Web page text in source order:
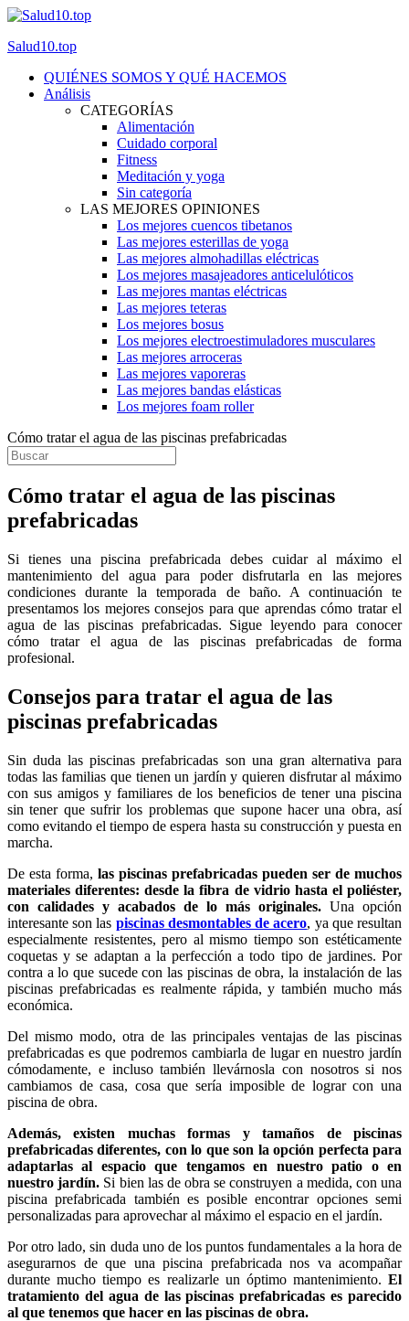
Salud10.top
QUIÉNES SOMOS Y QUÉ HACEMOS
Análisis
CATEGORÍAS
Alimentación
Cuidado corporal
Fitness
Meditación y yoga
Sin categoría
LAS MEJORES OPINIONES
Los mejores cuencos tibetanos
Las mejores esterillas de yoga
Las mejores almohadillas eléctricas
Los mejores masajeadores anticelulóticos
Las mejores mantas eléctricas
Las mejores teteras
Los mejores bosus
Los mejores electroestimuladores musculares
Las mejores arroceras
Las mejores vaporeras
Las mejores bandas elásticas
Los mejores foam roller
Cómo tratar el agua de las piscinas prefabricadas
Cómo tratar el agua de las piscinas
prefabricadas
Si tienes una piscina prefabricada debes cuidar al máximo el
mantenimiento del agua para poder disfrutarla en las mejores
condiciones durante la temporada de baño. A continuación te
presentamos los mejores consejos para que aprendas cómo tratar el
agua de las piscinas prefabricadas. Sigue leyendo para conocer
cómo tratar el agua de las piscinas prefabricadas de forma
profesional.
Consejos para tratar el agua de las
piscinas prefabricadas
Sin duda las piscinas prefabricadas son una gran alternativa para
todas las familias que tienen un jardín y quieren disfrutar al máximo
con sus amigos y familiares de los beneficios de tener una piscina
sin tener que sufrir los problemas que supone hacer una obra, así
como evitando el tiempo de espera hasta su construcción y puesta en
marcha.
De esta forma, las piscinas prefabricadas pueden ser de muchos
materiales diferentes: desde la fibra de vidrio hasta el poliéster,
con calidades y acabados de lo más originales. Una opción
interesante son las piscinas desmontables de acero, ya que resultan
especialmente resistentes, pero al mismo tiempo son estéticamente
coquetas y se adaptan a la perfección a todo tipo de jardines. Por
contra a lo que sucede con las piscinas de obra, la instalación de las
piscinas prefabricadas es realmente rápida, y también mucho más
económica.
Del mismo modo, otra de las principales ventajas de las piscinas
prefabricadas es que podremos cambiarla de lugar en nuestro jardín
cómodamente, e incluso también llevárnosla con nosotros si nos
cambiamos de casa, cosa que sería imposible de lograr con una
piscina de obra.
Además, existen muchas formas y tamaños de piscinas
prefabricadas diferentes, con lo que son la opción perfecta para
adaptarlas al espacio que tengamos en nuestro patio o en
nuestro jardín. Si bien las de obra se construyen a medida, con una
piscina prefabricada también es posible encontrar opciones semi
personalizadas para aprovechar al máximo el espacio en el jardín.
Por otro lado, sin duda uno de los puntos fundamentales a la hora de
asegurarnos de que una piscina prefabricada nos va acompañar
durante mucho tiempo es realizarle un óptimo mantenimiento. El
tratamiento del agua de las piscinas prefabricadas es parecido
al que tenemos que hacer en las piscinas de obra.